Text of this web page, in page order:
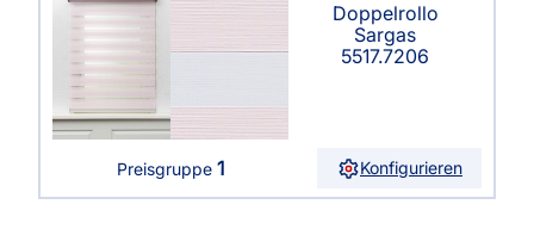
Doppelrollo
Sargas
5517.7206
Preisgruppe 1 Konfigurieren